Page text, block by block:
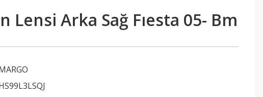
Lensi Arka Sağ Fıesta 05- Bm